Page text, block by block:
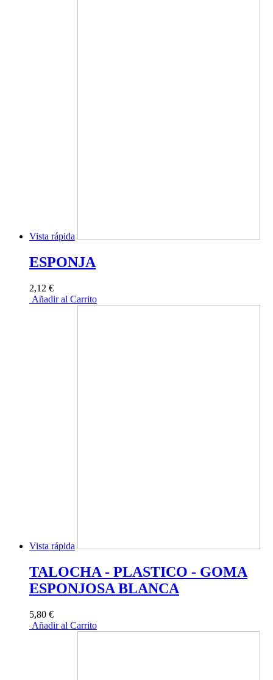
Vista rápida
ESPONJA
2,12 €
Añadir al Carrito
Vista rápida
TALOCHA - PLASTICO - GOMA
ESPONJOSA BLANCA
5,80 €
Añadir al Carrito